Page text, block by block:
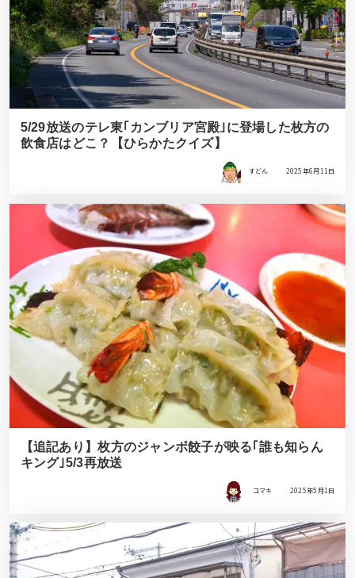
5/29放送のテレ東｢カンブリア宮殿｣に登場した枚方の
飲食店はどこ？【ひらかたクイズ】
すどん 2025年6月11日
【追記あり】枚方のジャンボ餃子が映る｢誰も知らん
キング｣5/3再放送
コマキ 2025年5月1日